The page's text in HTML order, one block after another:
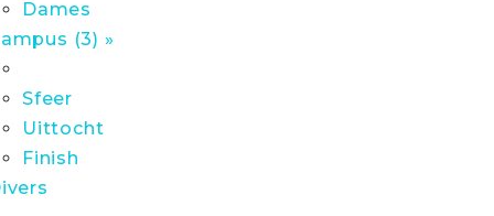
Dames
(3) »
Sfeer
Uittocht
Finish